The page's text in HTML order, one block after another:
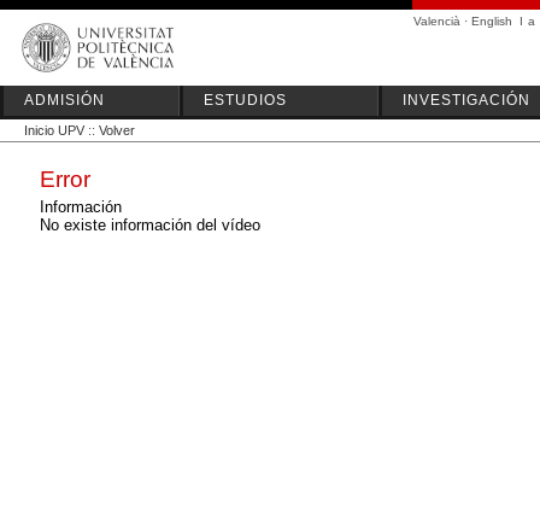
Valencià · English I a
ADMISIÓN ESTUDIOS INVESTIGACIÓN
Inicio UPV :: Volver
Error
Información
No existe información del vídeo